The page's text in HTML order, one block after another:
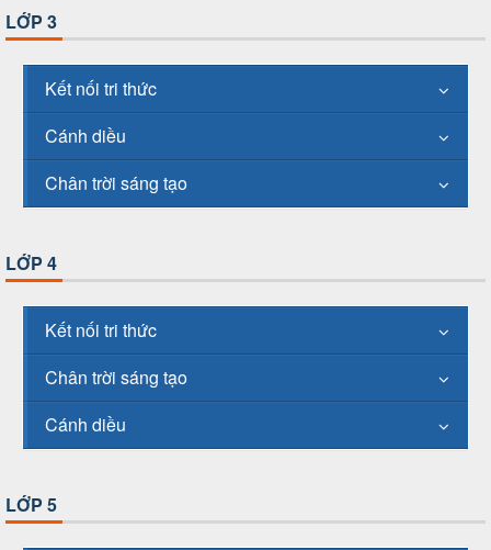
LỚP 3
Kết nối tri thức
Cánh diều
Chân trời sáng tạo
LỚP 4
Kết nối tri thức
Chân trời sáng tạo
Cánh diều
LỚP 5